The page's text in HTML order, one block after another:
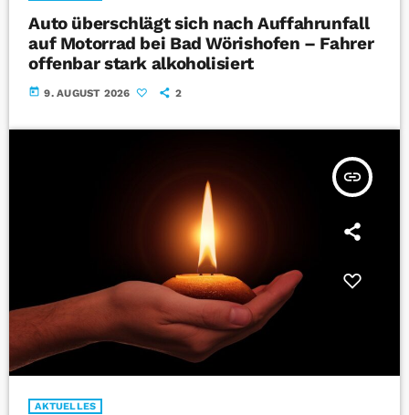
Auto überschlägt sich nach Auffahrunfall
auf Motorrad bei Bad Wörishofen – Fahrer
offenbar stark alkoholisiert
today 9. AUGUST 2026 2
insert_link
AKTUELLES